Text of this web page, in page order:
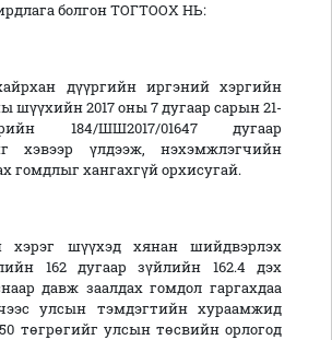
болгон ТОГТООХ НЬ:
дүүргийн иргэний хэргийн
шүүхийн 2017 оны 7 дугаар сарын 21-
184/ШШ2017/01647 дугаар
хэвээр үлдээж, нэхэмжлэгчийн
гомдлыг хангахгүй орхисугай.
хэрэг шүүхэд хянан шийдвэрлэх
162 дугаар зүйлийн 162.4 дэх
давж заалдах гомдол гаргахдаа
улсын тэмдэгтийн хураамжид
төгрөгийг улсын төсвийн орлогод